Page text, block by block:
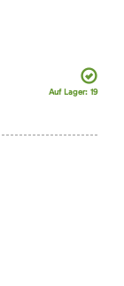
Auf Lager: 19